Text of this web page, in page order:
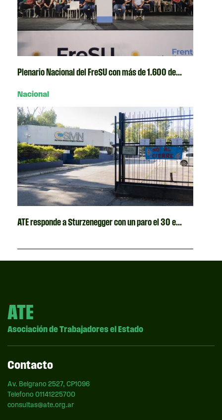
Plenario Nacional del FreSU con más de 1.600 de...
Nacional
ATE responde a Sturzenegger con un paro el 30 e...
ATE
Asociación de Trabajadores el Estado
Contacto
Av. Belgrano 2527, CP1096
Telefono 01141225700
consultas@ate.org.ar